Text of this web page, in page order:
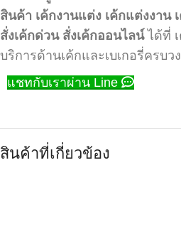
สินค้า เค้กงานแต่ง เค้กแต่งงาน
สั่งเค้กด่วน สั่งเค้กออนไลน์ได้ที่ เ
บริการด้านเค้กและเบเกอรี่ครบว
แชทกับเราผ่าน Line
สินค้าที่เกี่ยวข้อง